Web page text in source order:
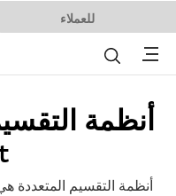
للعملاء
Menu
أنظمة التقسيم